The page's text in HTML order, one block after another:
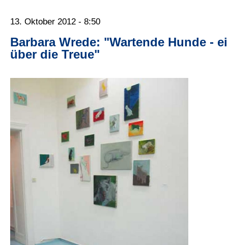
13. Oktober 2012 - 8:50
Barbara Wrede: "Wartende Hunde -
über die Treue"